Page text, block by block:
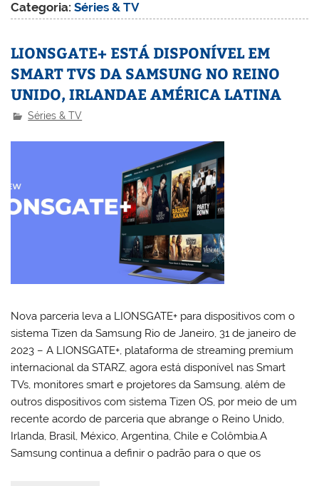
Categoria:Séries & TV
LIONSGATE+ ESTÁ DISPONÍVEL EM
SMART TVS DA SAMSUNG NO REINO
UNIDO, IRLANDAE AMÉRICA LATINA
Séries & TV
Nova parceria leva a LIONSGATE+ para dispositivos com o
sistema Tizen da Samsung Rio de Janeiro, 31 de janeiro de
2023 – A LIONSGATE+, plataforma de streaming premium
internacional da STARZ, agora está disponível nas Smart
TVs, monitores smart e projetores da Samsung, além de
outros dispositivos com sistema Tizen OS, por meio de um
recente acordo de parceria que abrange o Reino Unido,
Irlanda, Brasil, México, Argentina, Chile e Colômbia.A
Samsung continua a definir o padrão para o que os